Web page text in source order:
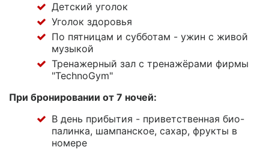
Детский уголок
Уголок здоровья
По пятницам и субботам - ужин с живой
музыкой
Тренажерный зал с тренажёрами фирмы
"TechnoGym"
При бронировании от 7 ночей:
В день прибытия - приветственная био-
палинка, шампанское, сахар, фрукты в
номере